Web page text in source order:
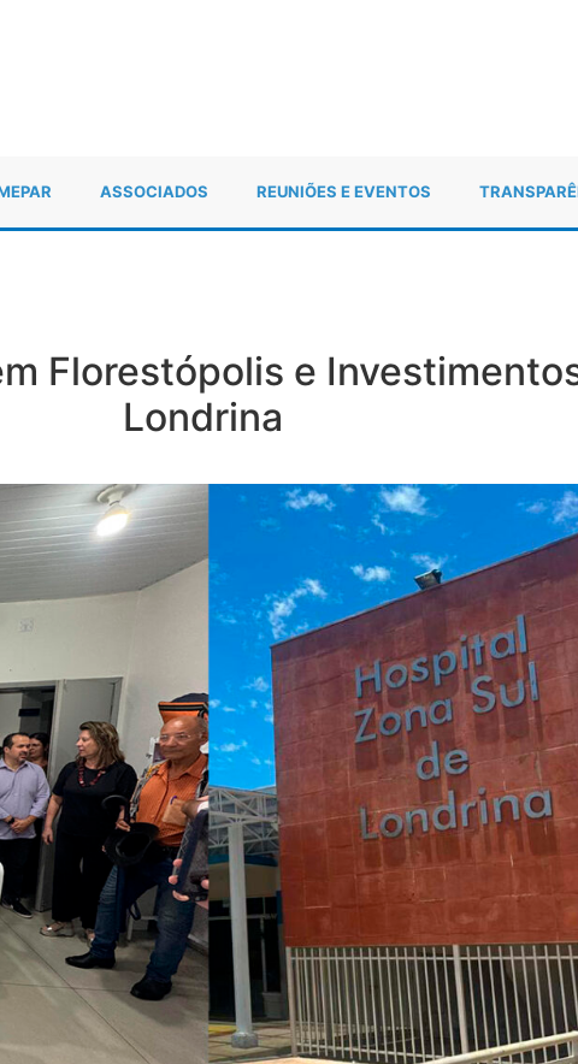
ASSOCIADOS REUNIÕES E EVENTOS
Florestópolis e
Londrina